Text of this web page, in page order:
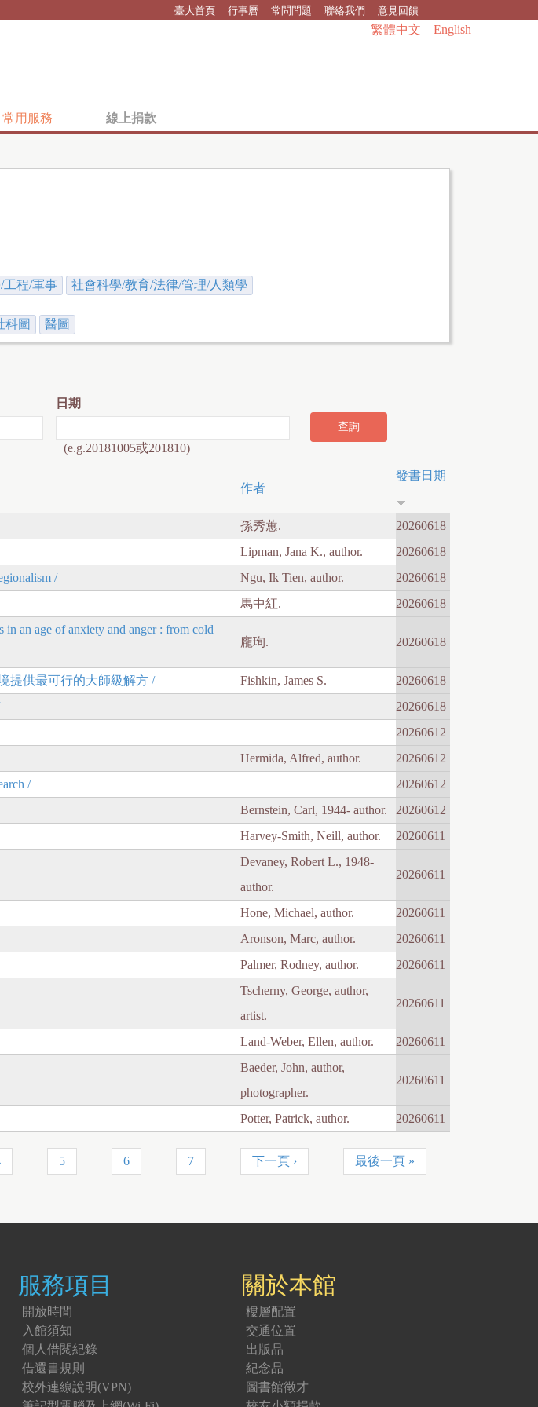
臺大首頁 行事曆 常問問題 聯絡我們 意見回饋
繁體中文 English
常用服務 線上捐款
工程/軍事 社會科學/教育/法律/管理/人類學
科圖 醫圖
日期
(e.g.20181005或201810)
作者
發書日期
孫秀蕙.
20260618
Lipman, Jana K., author.
20260618
/
Ngu, Ik Tien, author.
20260618
馬中紅.
20260618
age of anxiety and anger : from cold
龐珣. 20260618
提供最可行的大師級解方 / Fishkin, James S.
20260618
20260618
20260612
Hermida, Alfred, author.
20260612
/
20260612
Bernstein, Carl, 1944- author.
20260612
Harvey-Smith, Neill, author. 20260611
Devaney, Robert L., 1948-
author.
20260611
Hone, Michael, author.
20260611
Aronson, Marc, author.
20260611
Palmer, Rodney, author. 20260611
Tscherny, George, author,
artist.
20260611
Land-Weber, Ellen, author. 20260611
Baeder, John, author,
photographer.
20260611
Potter, Patrick, author. 20260611
5 6 7 下一頁 › 最後一頁 »
服務項目
開放時間
入館須知
個人借閱紀錄
借還書規則
校外連線說明(VPN)
關於本館
樓層配置
交通位置
出版品
紀念品
圖書館徵才